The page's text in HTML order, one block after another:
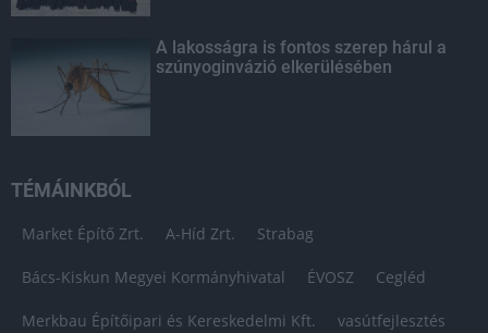
A lakosságra is fontos szerep hárul a
szúnyoginvázió elkerülésében
TÉMÁINKBÓL
Market Építő Zrt. A-Híd Zrt. Strabag
Bács-Kiskun Megyei Kormányhivatal ÉVOSZ Cegléd
Merkbau Építőipari és Kereskedelmi Kft. vasútfejlesztés